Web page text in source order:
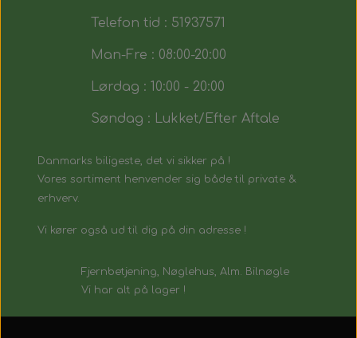
Telefon tid : 51937571
Man-Fre : 08:00-20:00
Lørdag : 10:00 - 20:00
Søndag : Lukket/Efter Aftale
Danmarks biligeste, det vi sikker på !
Vores sortiment henvender sig både til private &
erhverv.
Vi kører også ud til dig på din adresse !
Fjernbetjening, Nøglehus, Alm. Bilnøgle
Vi har alt på lager !